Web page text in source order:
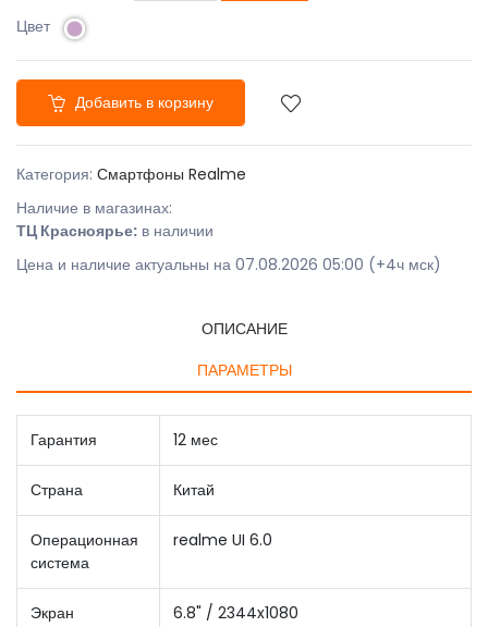
Цвет
Добавить в корзину
Категория: Смартфоны Realme
Наличие в магазинах:
ТЦ Красноярье: в наличии
Цена и наличие актуальны на 07.08.2026 05:00 (+4ч мск)
ОПИСАНИЕ
ПАРАМЕТРЫ
Гарантия 12 мес
Страна Китай
Операционная
система
realme UI 6.0
Экран 6.8" / 2344x1080